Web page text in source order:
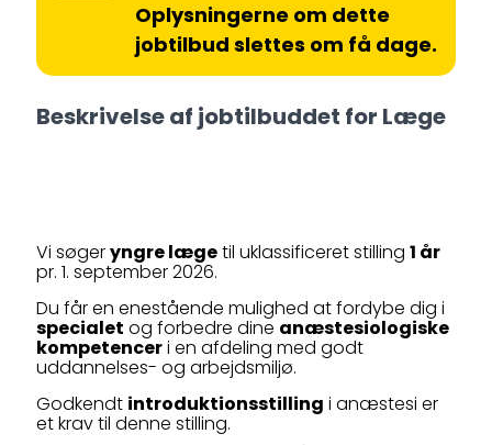
Oplysningerne om dette
jobtilbud slettes om få dage.
Beskrivelse af jobtilbuddet for Læge
Vi søgeryngre lægetil uklassificeret stilling 1 år
pr. 1. september 2026.
Du får en enestående mulighed at fordybe dig i
specialet og forbedre dine anæstesiologiske
kompetenceri en afdeling med godt
uddannelses- og arbejdsmiljø.
Godkendt introduktionsstilling i anæstesi er
et krav til denne stilling.